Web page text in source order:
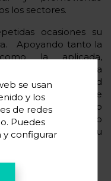
los sectores.
ocasiones su
Apoyando tanto la
la aplicada,
la industria, la
y dando prioridad
Europa puede
Al hacerlo, no sólo
tiempo, sino
para que siga su
se usan
y los
de redes
Puedes
y configurar